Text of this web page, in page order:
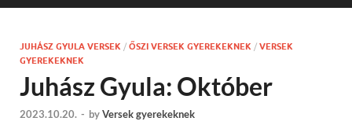
JUHÁSZ GYULA VERSEK / ŐSZI VERSEK GYEREKEKNEK / VERSEK
GYEREKEKNEK
Juhász Gyula: Október
2023.10.20. - byVersek gyerekeknek